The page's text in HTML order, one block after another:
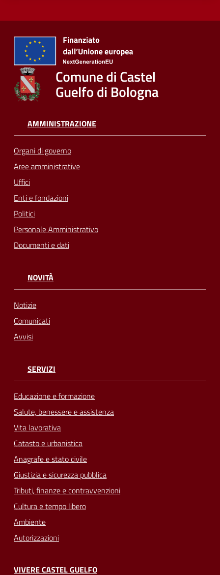
Comune di Castel
Guelfo di Bologna
AMMINISTRAZIONE
Organi di governo
Aree amministrative
Uffici
Enti e fondazioni
Politici
Personale Amministrativo
Documenti e dati
NOVITÀ
Notizie
Comunicati
Avvisi
SERVIZI
Educazione e formazione
Salute, benessere e assistenza
Vita lavorativa
Catasto e urbanistica
Anagrafe e stato civile
Giustizia e sicurezza pubblica
Tributi, finanze e contravvenzioni
Cultura e tempo libero
Ambiente
Autorizzazioni
VIVERE CASTEL GUELFO